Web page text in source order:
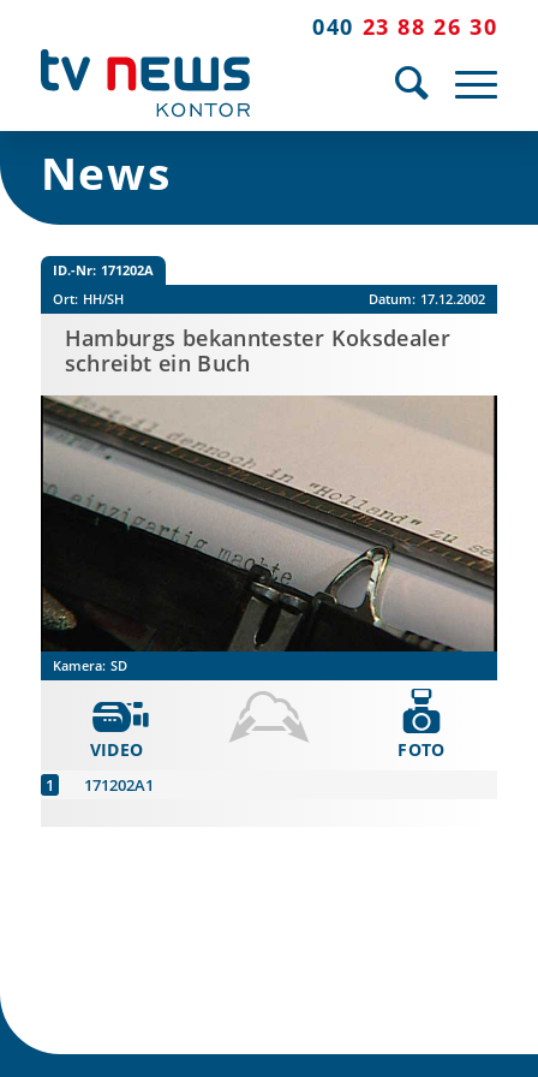
040 23 88 26 30
News
ID.-Nr: 171202A
Ort: HH/SH Datum: 17.12.2002
Hamburgs bekanntester Koksdealer
schreibt ein Buch
Kamera: SD
VIDEO
171202A1
FOTO